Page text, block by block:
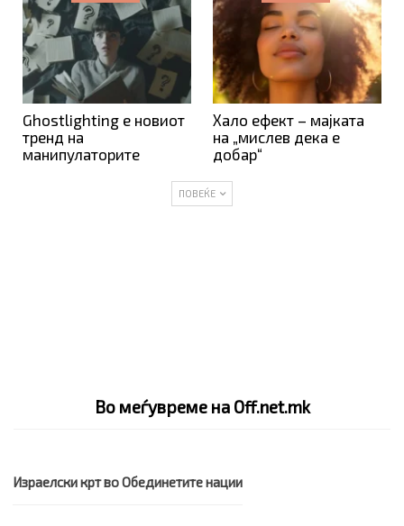
Ghostlighting е новиот
тренд на
манипулаторите
Хало ефект – мајката
на „мислев дека е
добар“
ПОВЕЌЕ
Во меѓувреме на Off.net.mk
Израелски крт во Обединетите нации